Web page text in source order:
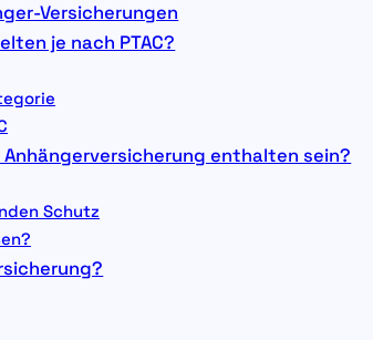
Versicherungen
je nach PTAC?
enthalten sein?
Schutz